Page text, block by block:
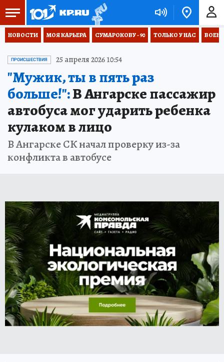
НОВОСТИ МОЯ КАРЬЕРА СУМАРОКОВУ - 90 ТОЛЬКО У НАС
ПРОИСШЕСТВИЯ 25 апреля 2026 10:54
"Мужик, ты в пять раз
больше!":В Ангарске пассажир
автобуса мог ударить ребенка
кулаком в лицо
В Ангарске СК начал проверку из-за
конфликта в автобусе